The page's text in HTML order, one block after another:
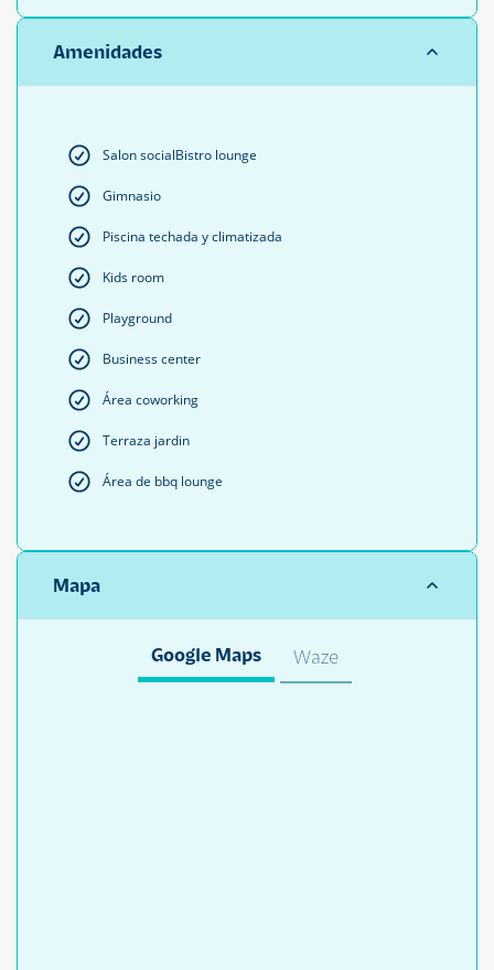
Amenidades
Salon socialBistro lounge
Gimnasio
Piscina techada y climatizada
Kids room
Playground
Business center
Área coworking
Terraza jardin
Área de bbq lounge
Mapa
Google Maps Waze